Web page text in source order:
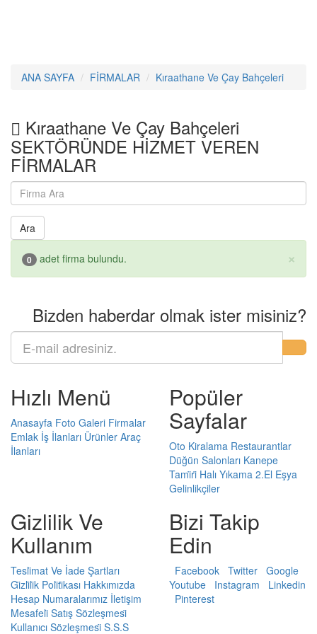
ANA SAYFA FİRMALAR Kıraathane Ve Çay Bahçeleri
Kıraathane Ve Çay Bahçeleri
SEKTÖRÜNDE HİZMET VEREN
FİRMALAR
Ara
×
0 adet firma bulundu.
Bizden haberdar olmak ister misiniz?
Hızlı Menü
Anasayfa Foto Galeri Firmalar
Emlak İş İlanları Ürünler Araç
İlanları
Popüler
Sayfalar
Oto Kiralama Restaurantlar
Düğün Salonları Kanepe
Tami̇ri̇ Halı Yıkama 2.El Eşya
Gelinlikçiler
Gizlilik Ve
Kullanım
Tesli̇mat Ve İade Şartları
Gi̇zli̇li̇k Poli̇ti̇kası Hakkımızda
Hesap Numaralarımız İletişim
Mesafeli̇ Satış Sözleşmesi̇
Kullanıcı Sözleşmesi̇ S.S.S
Bizi Takip
Edin
Facebook Twitter Google
Youtube
Instagram
Linkedin
Pinterest